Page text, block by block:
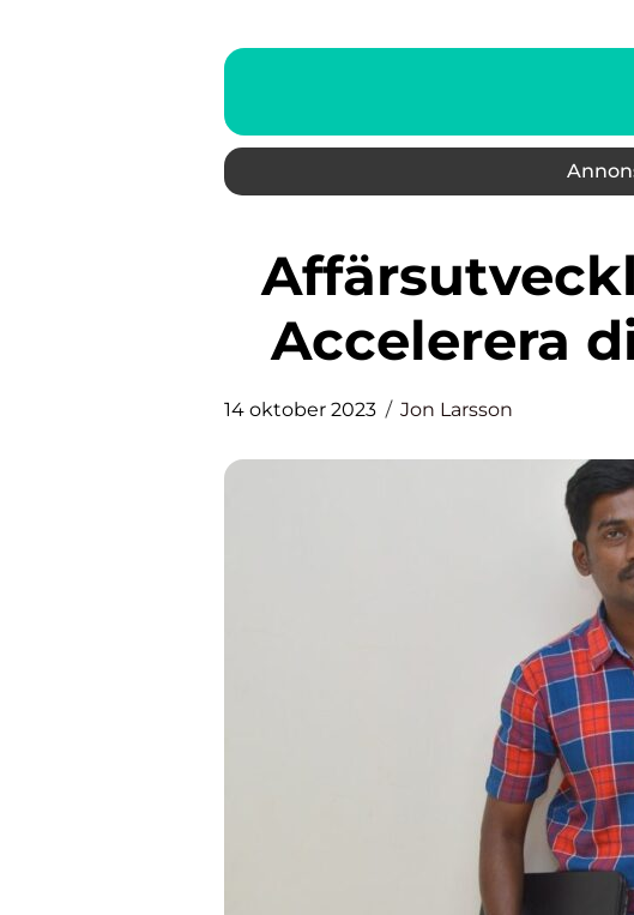
Affärsutveckling utbildning:
Accelerera
14 oktober 2023 Jon Larsson